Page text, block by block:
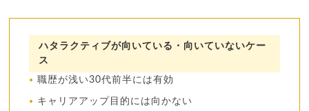
ハタラクティブが向いている・向いていないケー
ス
職歴が浅い30代前半には有効
キャリアアップ目的には向かない